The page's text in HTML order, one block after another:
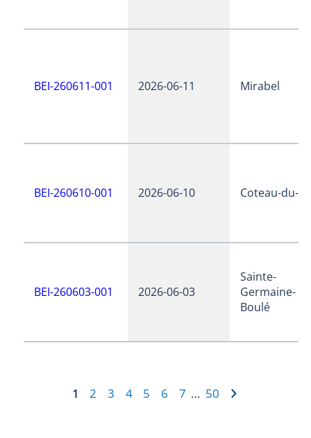
BEI-260611-001 2026-06-11 Mirabel
BEI-260610-001 2026-06-10 Coteau-du-
BEI-260603-001 2026-06-03
Sainte-
Germaine-
Boulé
1 2 3 4 5 6 7 … 50